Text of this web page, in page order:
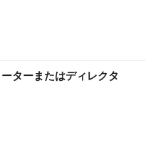
ターまたはディレクタ